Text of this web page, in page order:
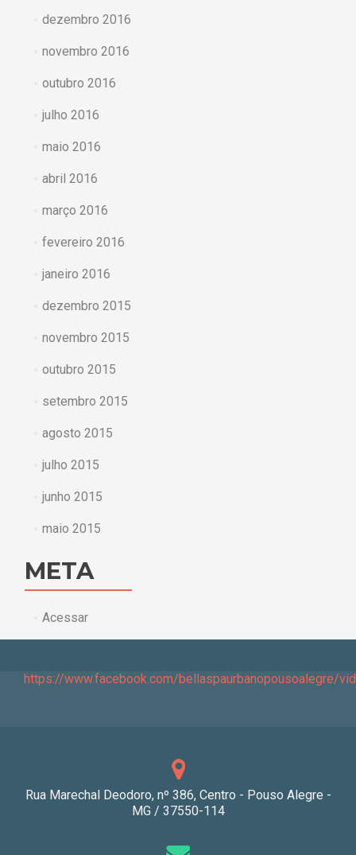
dezembro 2016
novembro 2016
outubro 2016
julho 2016
maio 2016
abril 2016
março 2016
fevereiro 2016
janeiro 2016
dezembro 2015
novembro 2015
outubro 2015
setembro 2015
agosto 2015
julho 2015
junho 2015
maio 2015
META
Acessar
https://www.facebook.com/bellaspaurbanopousoalegre/
Rua Marechal Deodoro, nº 386, Centro - Pouso Alegre -
MG / 37550-114